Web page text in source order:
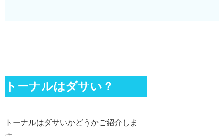
トーナルはダサい？
トーナルはダサいかどうかご紹介しま